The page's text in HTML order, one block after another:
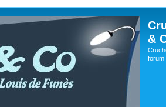
&
forum